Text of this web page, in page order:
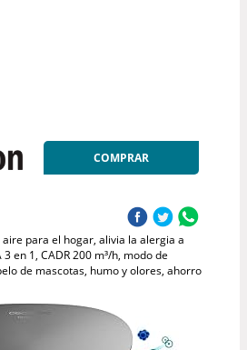
COMPRAR
para el hogar, alivia la alergia a
en 1, CADR 200 m³/h, modo de
de mascotas, humo y olores, ahorro